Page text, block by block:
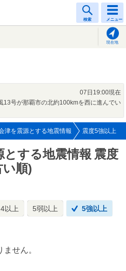
検索 メニュー
現在地
07日19:00現在
13号が那覇市の北約100kmを西に進んでい
津を震源とする地震情報 震度5強以上
とする地震情報 震度
い順)
4以上 5弱以上 5強以上
せん。